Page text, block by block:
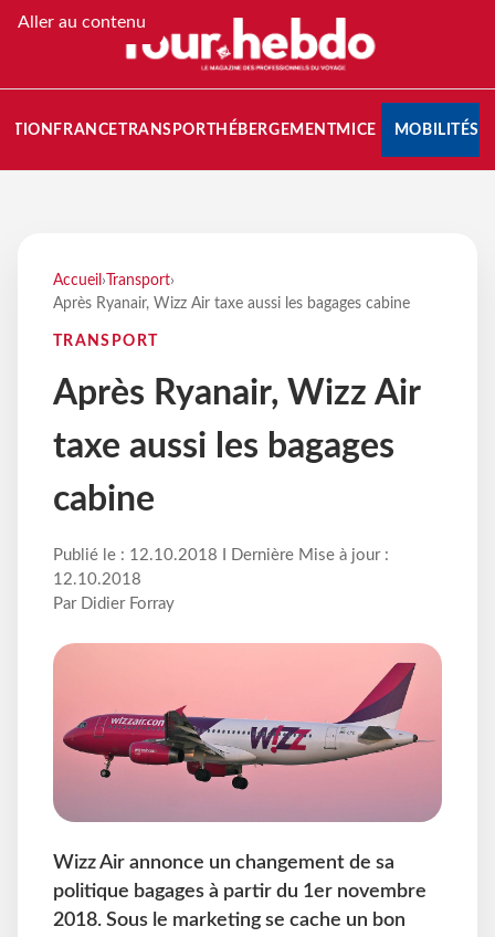
Aller au contenu
FRANCETRANSPORT HÉBERGEMENTMICE MOBILITÉS
Accueil › Transport›
Après Ryanair, Wizz Air taxe aussi les bagages cabine
TRANSPORT
Après Ryanair, Wizz Air
taxe aussi les bagages
cabine
Publié le : 12.10.2018 I Dernière Mise à jour :
12.10.2018
Par Didier Forray
Wizz Air annonce un changement de sa
politique bagages à partir du 1er novembre
2018. Sous le marketing se cache un bon